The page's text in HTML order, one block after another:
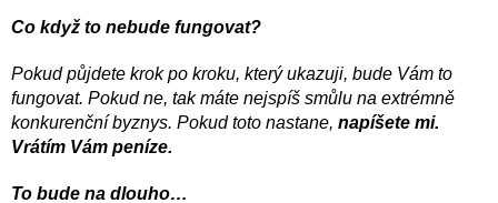
Co když to nebude fungovat?
Pokud půjdete krok po kroku, který ukazuji, bude Vám to
fungovat. Pokud ne, tak máte nejspíš smůlu na extrémně
konkurenční byznys. Pokud toto nastane, napíšete mi.
Vrátím Vám peníze.
To bude na dlouho…